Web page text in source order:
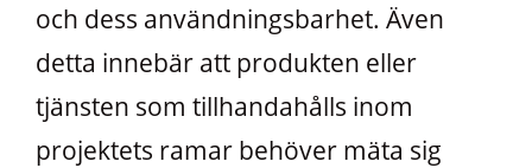
och dess användningsbarhet. Även
detta innebär att produkten eller
tjänsten som tillhandahålls inom
projektets ramar behöver mäta sig